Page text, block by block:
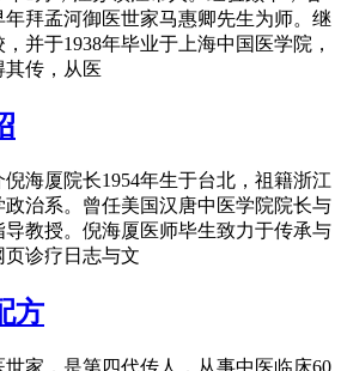
拜孟河御医世家马惠卿先生为师。继
并于1938年毕业于上海中国医学院，
其传，从医
海厦院长1954年生于台北，祖籍浙江
治系。曾任美国汉唐中医学院院长与
教授。倪海厦医师毕生致力于传承与
诊疗日志与文
方
家，是第四代传人，从事中医临床60